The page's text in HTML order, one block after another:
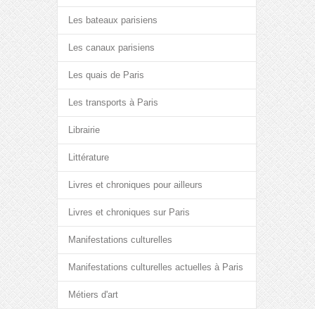
Les bateaux parisiens
Les canaux parisiens
Les quais de Paris
Les transports à Paris
Librairie
Littérature
Livres et chroniques pour ailleurs
Livres et chroniques sur Paris
Manifestations culturelles
Manifestations culturelles actuelles à Paris
Métiers d'art